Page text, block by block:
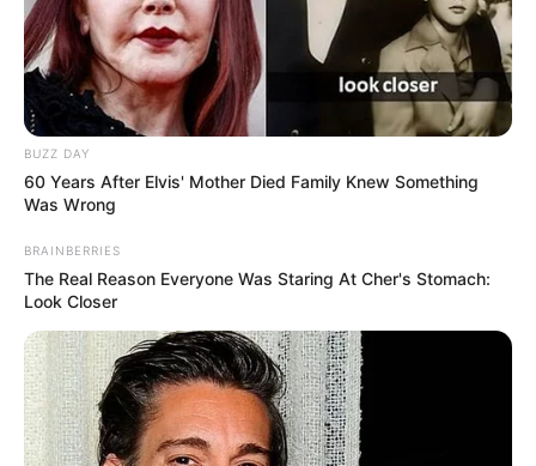
BUZZ DAY
60 Years After Elvis' Mother Died Family Knew Something
Was Wrong
BRAINBERRIES
The Real Reason Everyone Was Staring At Cher's Stomach:
Look Closer